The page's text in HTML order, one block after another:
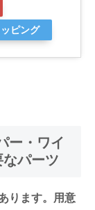
ピング
ー・ワイ
パーツ
ります。用意